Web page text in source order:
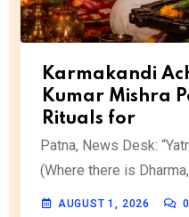
Karmakandi
Kumar Mishra
Rituals for
Patna, News Desk:
(Where there is
AUGUST 1, 2026 0